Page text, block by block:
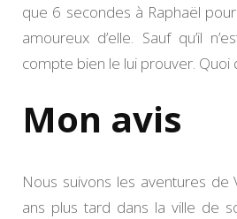
que 6 secondes à Raphaël
amoureux d’elle. Sauf qu’il
compte bien le lui prouver. Quoi
Mon avis
Nous suivons les aventures de
ans plus tard dans la ville de